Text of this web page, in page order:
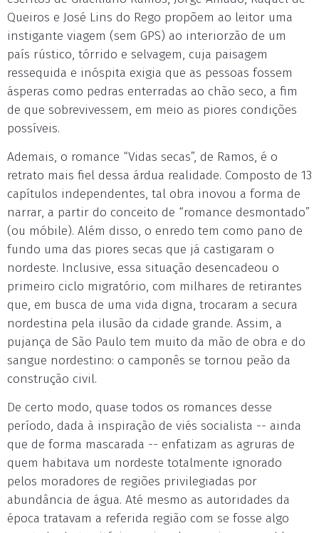
Queiros e José Lins do Rego propõem ao leitor uma
instigante viagem (sem GPS) ao interiorzão de um
país rústico, tórrido e selvagem, cuja paisagem
ressequida e inóspita exigia que as pessoas fossem
ásperas como pedras enterradas ao chão seco, a fim
de que sobrevivessem, em meio as piores condições
possíveis.
Ademais, o romance “Vidas secas”, de Ramos, é o
retrato mais fiel dessa árdua realidade. Composto de 13
capítulos independentes, tal obra inovou a forma de
narrar, a partir do conceito de “romance desmontado”
(ou móbile). Além disso, o enredo tem como pano de
fundo uma das piores secas que já castigaram o
nordeste. Inclusive, essa situação desencadeou o
primeiro ciclo migratório, com milhares de retirantes
que, em busca de uma vida digna, trocaram a secura
nordestina pela ilusão da cidade grande. Assim, a
pujança de São Paulo tem muito da mão de obra e do
sangue nordestino: o camponês se tornou peão da
construção civil.
De certo modo, quase todos os romances desse
período, dada à inspiração de viés socialista -- ainda
que de forma mascarada -- enfatizam as agruras de
quem habitava um nordeste totalmente ignorado
pelos moradores de regiões privilegiadas por
abundância de água. Até mesmo as autoridades da
época tratavam a referida região com se fosse algo